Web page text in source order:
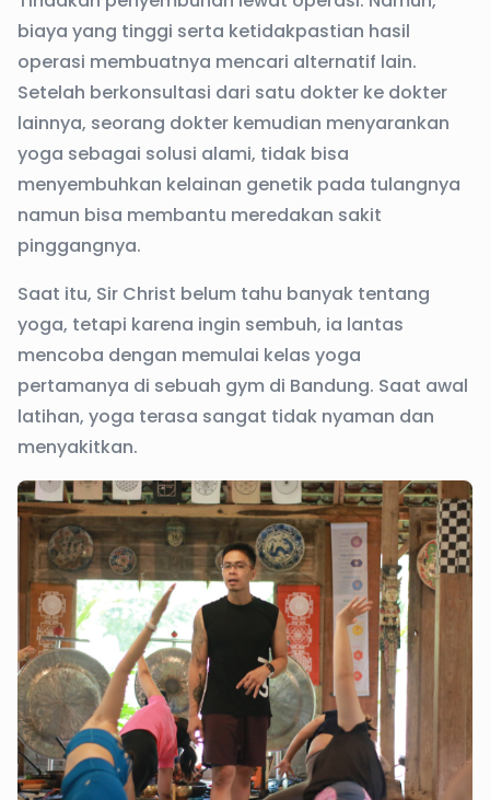
biaya yang tinggi serta ketidakpastian hasil
operasi membuatnya mencari alternatif lain.
Setelah berkonsultasi dari satu dokter ke dokter
lainnya, seorang dokter kemudian menyarankan
yoga sebagai solusi alami, tidak bisa
menyembuhkan kelainan genetik pada tulangnya
namun bisa membantu meredakan sakit
pinggangnya.
Saat itu, Sir Christ belum tahu banyak tentang
yoga, tetapi karena ingin sembuh, ia lantas
mencoba dengan memulai kelas yoga
pertamanya di sebuah gym di Bandung. Saat awal
latihan, yoga terasa sangat tidak nyaman dan
menyakitkan.